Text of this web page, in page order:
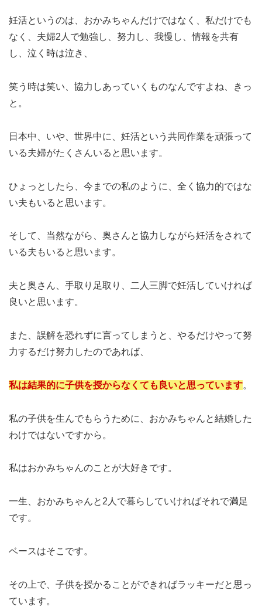
妊活というのは、おかみちゃんだけではなく、私だけでも
なく、夫婦2人で勉強し、努力し、我慢し、情報を共有
し、泣く時は泣き、
笑う時は笑い、協力しあっていくものなんですよね、きっ
と。
日本中、いや、世界中に、妊活という共同作業を頑張って
いる夫婦がたくさんいると思います。
ひょっとしたら、今までの私のように、全く協力的ではな
い夫もいると思います。
そして、当然ながら、奥さんと協力しながら妊活をされて
いる夫もいると思います。
夫と奥さん、手取り足取り、二人三脚で妊活していければ
良いと思います。
また、誤解を恐れずに言ってしまうと、やるだけやって努
力するだけ努力したのであれば、
私は結果的に子供を授からなくても良いと思っています。
私の子供を生んでもらうために、おかみちゃんと結婚した
わけではないですから。
私はおかみちゃんのことが大好きです。
一生、おかみちゃんと2人で暮らしていければそれで満足
です。
ベースはそこです。
その上で、子供を授かることができればラッキーだと思っ
ています。